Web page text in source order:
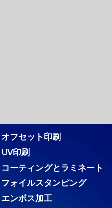
オフセット印刷
UV印刷
コーティングとラミネート
フォイルスタンピング
エンボス加工